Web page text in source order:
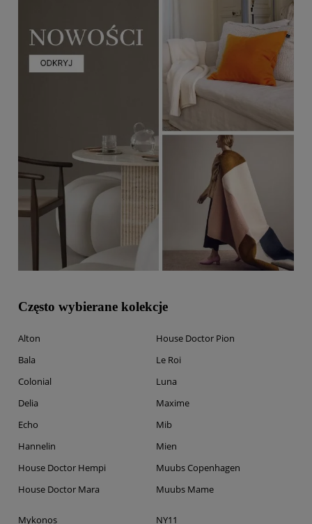
Często wybierane kolekcje
Alton
Bala
Colonial
Delia
Echo
Hannelin
House Doctor Hempi
House Doctor Mara
House Doctor Pion
Le Roi
Luna
Maxime
Mib
Mien
Muubs Copenhagen
Muubs Mame
Mykonos
NY11